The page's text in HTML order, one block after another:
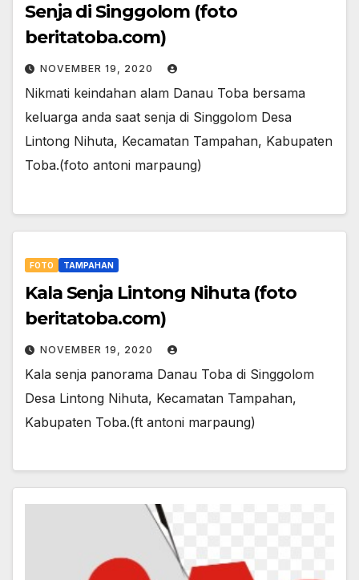
Senja di Singgolom (foto
beritatoba.com)
NOVEMBER 19, 2020
Nikmati keindahan alam Danau Toba bersama
keluarga anda saat senja di Singgolom Desa
Lintong Nihuta, Kecamatan Tampahan, Kabupaten
Toba.(foto antoni marpaung)
FOTO TAMPAHAN
Kala Senja Lintong Nihuta (foto
beritatoba.com)
NOVEMBER 19, 2020
Kala senja panorama Danau Toba di Singgolom
Desa Lintong Nihuta, Kecamatan Tampahan,
Kabupaten Toba.(ft antoni marpaung)